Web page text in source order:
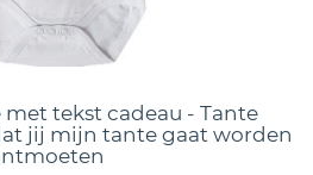
tekst cadeau - Tante
jij mijn tante gaat worden